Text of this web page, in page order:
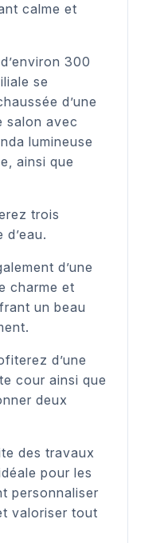
calme et
300
se
d’une
salon avec
lumineuse
ainsi que
trois
d’une
charme et
un beau
d’une
cour ainsi que
deux
des travaux
pour les
personnaliser
valoriser tout